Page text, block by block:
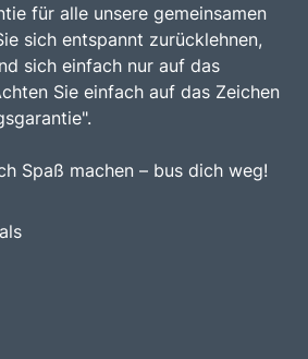
für alle unsere gemeinsamen
sich entspannt zurücklehnen,
sich einfach nur auf das
Sie einfach auf das Zeichen
Spaß machen – bus dich weg!